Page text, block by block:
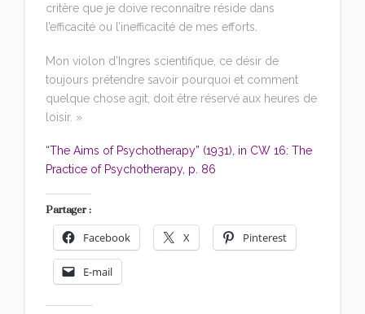
critère que je doive reconnaître réside dans
l’efficacité ou l’inefficacité de mes efforts.
Mon violon d’Ingres scientifique, ce désir de
toujours prétendre savoir pourquoi et comment
quelque chose agit, doit être réservé aux heures de
loisir. »
“The Aims of Psychotherapy” (1931), in CW 16: The
Practice of Psychotherapy, p. 86
Partager :
Facebook X Pinterest
E-mail